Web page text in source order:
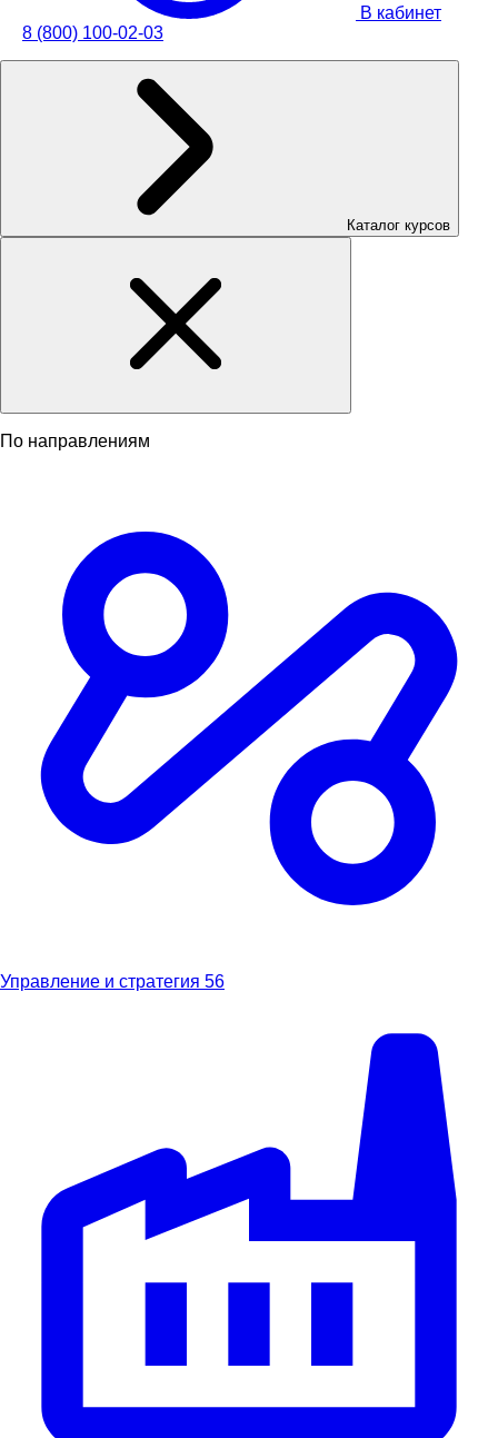
В кабинет
8 (800) 100-02-03
Каталог курсов
По направлениям
Управление и стратегия 56